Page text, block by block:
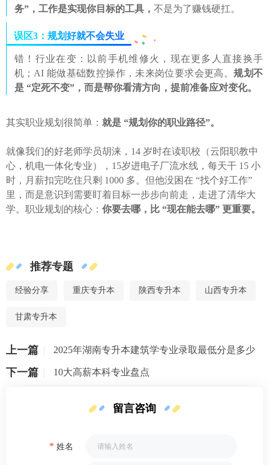
务”， 工作是实现你目标的工具， 不是为了赚钱硬扛。
误区3：规划好就不会失业
错！行业在变：以前手机维修火，现在更多人直接换手
机；AI 能做基础数控操作，未来岗位要求会更高。规划不
是 “定死不变”，而是帮你看清方向，提前准备应对变化。
其实职业规划很简单： 就是 “规划你的职业路径”。
就像我们的好老师学员胡涞，14 岁时在读职校（云阳职教中
心，机电一体化专业），15岁进电子厂流水线，每天干 15 小
时，月薪扣完吃住只剩 1000 多。但他没困在 “找个好工作”
里，而是意识到需要盯着目标一步步向前走，走进了清华大
学。职业规划的核心： 你要去哪，比 “现在能去哪” 更重要。
推荐专题
经验分享 重庆专升本 陕西专升本 山西专升本
甘肃专升本
上一篇 2025年湖南专升本建筑学专业录取最低分是多少
下一篇 10大高薪本科专业盘点
留言咨询
* 姓名